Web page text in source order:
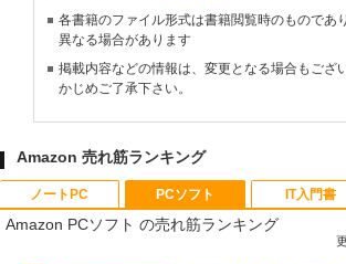
各書籍のファイル形式は書籍閲覧時のものであ
異なる場合があります
掲載内容などの情報は、変更となる場合もござ
かじめご了承下さい。
Amazon 売れ筋ランキング
ノートPC PCソフト
Amazon PCソフト の売れ筋ランキング
IT入門書